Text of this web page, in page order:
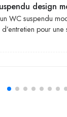
design
WC suspendu
pour